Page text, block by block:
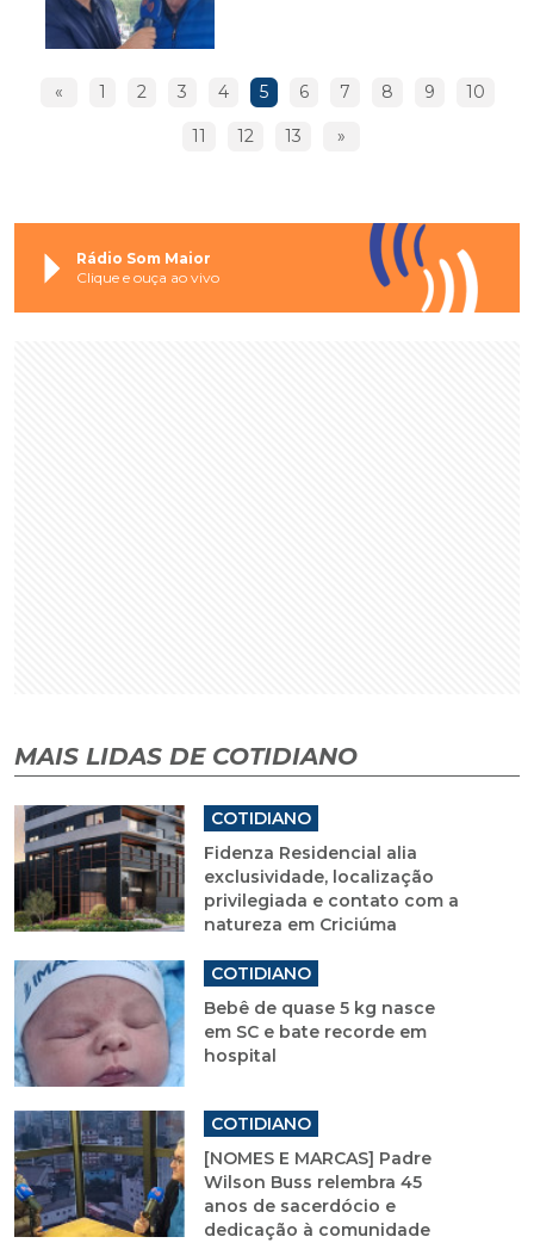
« 1 2 3 4 5 6 7 8 9 10
11 12 13 »
Rádio Som Maior
Clique e ouça ao vivo
MAIS LIDAS DE COTIDIANO
COTIDIANO
Fidenza Residencial alia
exclusividade, localização
privilegiada e contato com a
natureza em Criciúma
COTIDIANO
Bebê de quase 5 kg nasce
em SC e bate recorde em
hospital
COTIDIANO
[NOMES E MARCAS] Padre
Wilson Buss relembra 45
anos de sacerdócio e
dedicação à comunidade